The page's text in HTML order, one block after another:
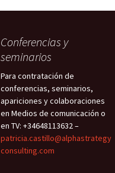
Conferencias y
seminarios
Para contratación de
conferencias, seminarios,
apariciones y colaboraciones
en Medios de comunicación o
en TV: +34648113632 –
patricia.castillo@alphastrategy
consulting.com